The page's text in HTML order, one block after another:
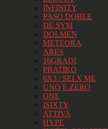
INFINITY
PASO DOBLE
DE SYM
DOLMEN
METEORA
ARES
16GRADI
PRATIKO
6X3 / SEI X ME
UNO E ZERO
ONE
ISIXTY
ATTIVA
HYPE